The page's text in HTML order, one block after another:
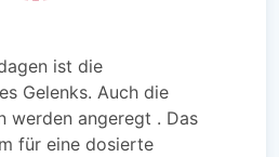
ist die
Gelenks. Auch die
werden angeregt . Das
für eine dosierte